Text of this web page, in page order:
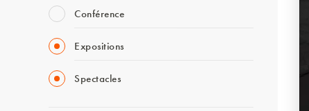
Conférence
Expositions
Spectacles